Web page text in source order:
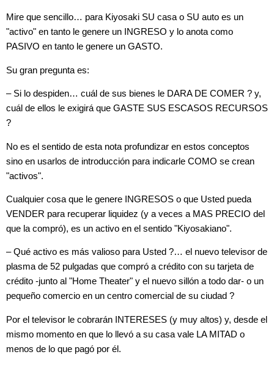
Mire que sencillo… para Kiyosaki SU casa o SU auto es un
"activo" en tanto le genere un INGRESO y lo anota como
PASIVO en tanto le genere un GASTO.
Su gran pregunta es:
– Si lo despiden… cuál de sus bienes le DARA DE COMER ? y,
cuál de ellos le exigirá que GASTE SUS ESCASOS RECURSOS
?
No es el sentido de esta nota profundizar en estos conceptos
sino en usarlos de introducción para indicarle COMO se crean
"activos".
Cualquier cosa que le genere INGRESOS o que Usted pueda
VENDER para recuperar liquidez (y a veces a MAS PRECIO del
que la compró), es un activo en el sentido "Kiyosakiano".
– Qué activo es más valioso para Usted ?… el nuevo televisor de
plasma de 52 pulgadas que compró a crédito con su tarjeta de
crédito -junto al "Home Theater" y el nuevo sillón a todo dar- o un
pequeño comercio en un centro comercial de su ciudad ?
Por el televisor le cobrarán INTERESES (y muy altos) y, desde el
mismo momento en que lo llevó a su casa vale LA MITAD o
menos de lo que pagó por él.